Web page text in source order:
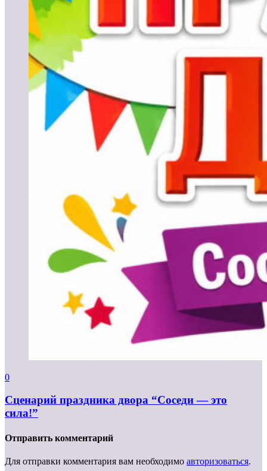
0
Сценарий праздника двора “Соседи — это
сила!”
Отправить комментарий
Для отправки комментария вам необходимо авторизоваться.